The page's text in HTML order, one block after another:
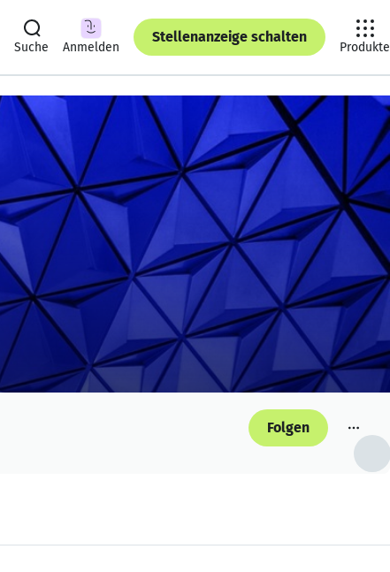
Suche Anmelden
Stellenanzeige schalten
Produkte
Folgen